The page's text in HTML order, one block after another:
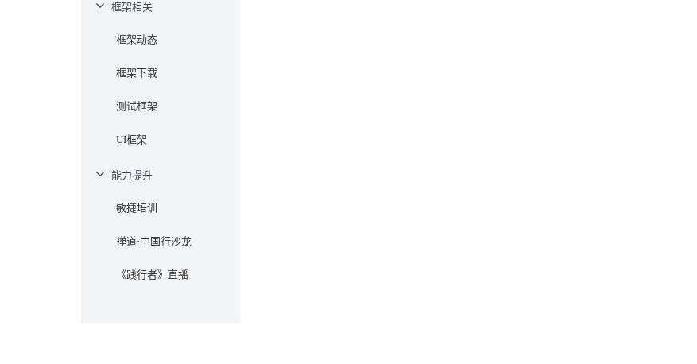
框架相关
框架动态
框架下载
测试框架
UI框架
能力提升
敏捷培训
禅道·中国行沙龙
《践行者》直播